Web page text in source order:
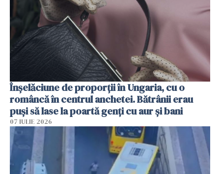
Înșelăciune de proporții în Ungaria, cu o
româncă în centrul anchetei. Bătrânii erau
puși să lase la poartă genți cu aur și bani
07 IULIE 2026